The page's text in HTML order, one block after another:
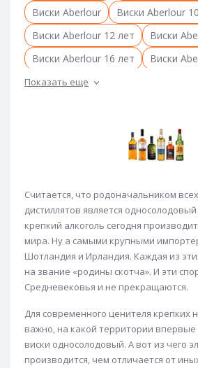
Виски Aberlour
Виски Aberlour
Виски Aberlour 12 лет
Виски
Виски Aberlour 16 лет
Виски
Виски Akashi
Виски
Виски Arran 10 лет
Виски Balblair
Виски Ballantine's
Виски Ballantruan
Виски Benromach
Виски Black
Виски Black Velvet
Виски Black
Виски Bookers
Виски Bowmore
Виски Bowmore 12 лет
Виски
Виски Buffalo
Виски Bulleit
Виски Bunnahabhain 12 лет
Показать еще
Считается, что родоначальником
дистиллятов является
крепкий алкоголь сегодня
мира. Ну а самыми крупными
Шотландия и Ирландия. Каждая из
на звание «родины скотча». И эти
Средневековья и не прекращаются.
Для современного ценителя крепких
важно, на какой территории
виски односолодовый. А вот из чего
производится, чем отличается от